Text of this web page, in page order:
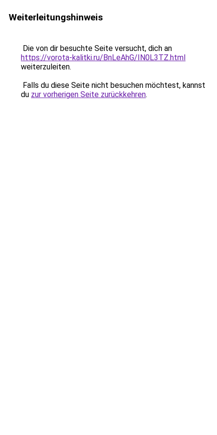
Weiterleitungshinweis
Die von dir besuchte Seite versucht, dich an
https://vorota-kalitki.ru/BnLeAhG/IN0L3TZ.html
weiterzuleiten.
Falls du diese Seite nicht besuchen möchtest, kannst
du zur vorherigen Seite zurückkehren.